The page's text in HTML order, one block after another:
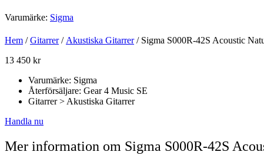
Varumärke: Sigma
Hem /Gitarrer/Akustiska Gitarrer/ Sigma S000R-42S Acoustic
13 450 kr
Varumärke: Sigma
Återförsäljare: Gear 4 Music SE
Gitarrer > Akustiska Gitarrer
Handla nu
Mer information om Sigma S000R-42S